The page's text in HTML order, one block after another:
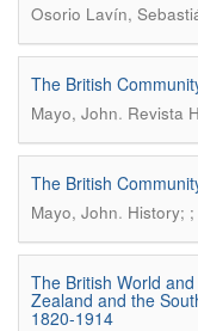
Osorio Lavín,
The British
Mayo, John. Revista
The British
Mayo, John. History;
The British World
Zealand and the
1820-1914